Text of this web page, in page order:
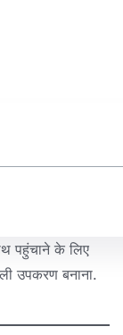
पहुंचाने के लिए
उपकरण बनाना.